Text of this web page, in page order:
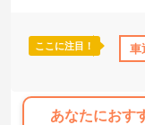
日勤のみ 年間
ここに注目！ 車
あなたにおす